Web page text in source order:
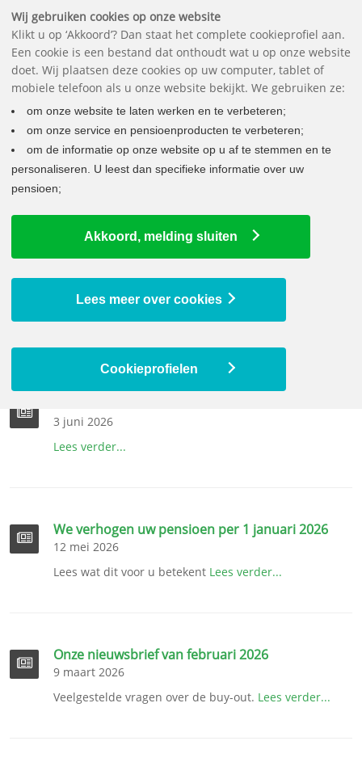
Belangrijke documenten Vragen Contact
Nieuwsoverzicht
DNB gaat akkoord met collectieve
waardeoverdracht
16 juli 2026
Dit betekent het voor uLees verder...
3 juni 2026
Lees verder...
We verhogen uw pensioen per 1 januari 2026
12 mei 2026
Lees wat dit voor u betekent Lees verder...
Onze nieuwsbrief van februari 2026
9 maart 2026
Veelgestelde vragen over de buy-out. Lees verder...
Wij gebruiken cookies op onze website
Klikt u op ‘Akkoord’? Dan staat het complete cookieprofiel aan.
Een cookie is een bestand dat onthoudt wat u op onze website
doet. Wij plaatsen deze cookies op uw computer, tablet of
mobiele telefoon als u onze website bekijkt. We gebruiken ze:
om onze website te laten werken en te verbeteren;
om onze service en pensioenproducten te verbeteren;
om de informatie op onze website op u af te stemmen en te
personaliseren. U leest dan specifieke informatie over uw
pensioen;
Akkoord, melding sluiten
Lees meer over cookies
Cookieprofielen